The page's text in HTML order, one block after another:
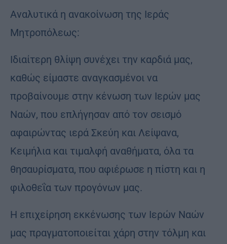
Αναλυτικά η ανακοίνωση της Ιεράς
Μητροπόλεως:
Ιδιαίτερη θλίψη συνέχει την καρδιά μας,
καθώς είμαστε αναγκασμένοι να
προβαίνουμε στην κένωση των Ιερών μας
Ναών, που επλήγησαν από τον σεισμό
αφαιρώντας ιερά Σκεύη και Λείψανα,
Κειμήλια και τιμαλφή αναθήματα, όλα τα
θησαυρίσματα, που αφιέρωσε η πίστη και η
φιλοθεΐα των προγόνων μας.
Η επιχείρηση εκκένωσης των Ιερών Ναών
μας πραγματοποιείται χάρη στην τόλμη και